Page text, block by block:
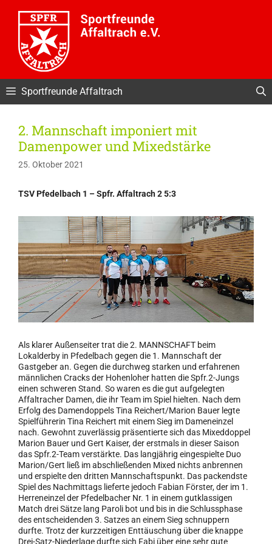
Inhalt
springen
Sportfreunde Affaltrach
2. Mannschaft imponiert mit
Damenpower und Mixedstärke
25. Oktober 2021
TSV Pfedelbach 1 – Spfr. Affaltrach 2 5:3
Als klarer Außenseiter trat die 2. MANNSCHAFT beim
Lokalderby in Pfedelbach gegen die 1. Mannschaft der
Gastgeber an. Gegen die durchweg starken und erfahrenen
männlichen Cracks der Hohenloher hatten die Spfr.2-Jungs
einen schweren Stand. So waren es die gut aufgelegten
Affaltracher Damen, die ihr Team im Spiel hielten. Nach dem
Erfolg des Damendoppels Tina Reichert/Marion Bauer legte
Spielführerin Tina Reichert mit einem Sieg im Dameneinzel
nach. Gewohnt zuverlässig präsentierte sich das Mixeddoppel
Marion Bauer und Gert Kaiser, der erstmals in dieser Saison
das Spfr.2-Team verstärkte. Das langjährig eingespielte Duo
Marion/Gert ließ im abschließenden Mixed nichts anbrennen
und erspielte den dritten Mannschaftspunkt. Das packendste
Spiel des Nachmittags lieferte jedoch Fabian Förster, der im 1.
Herreneinzel der Pfedelbacher Nr. 1 in einem gutklassigen
Match drei Sätze lang Paroli bot und bis in die Schlussphase
des entscheidenden 3. Satzes an einem Sieg schnuppern
durfte. Trotz der kurzzeitigen Enttäuschung über die knappe
Drei-Satz-Niederlage durfte sich Fabi über eine sehr gute